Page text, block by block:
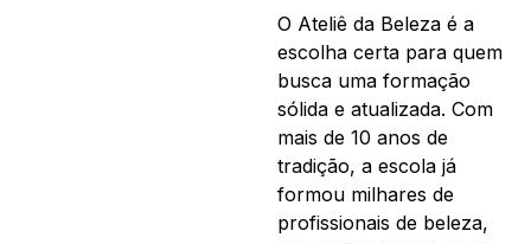
O Ateliê da Beleza é a
escolha certa para quem
busca uma formação
sólida e atualizada. Com
mais de 10 anos de
tradição, a escola já
formou milhares de
profissionais de beleza,